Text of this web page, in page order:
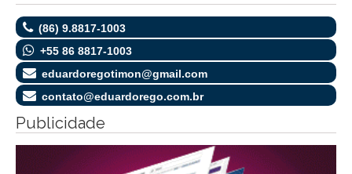
(86) 9.8817-1003
+55 86 8817-1003
eduardoregotimon@gmail.com
contato@eduardorego.com.br
Publicidade